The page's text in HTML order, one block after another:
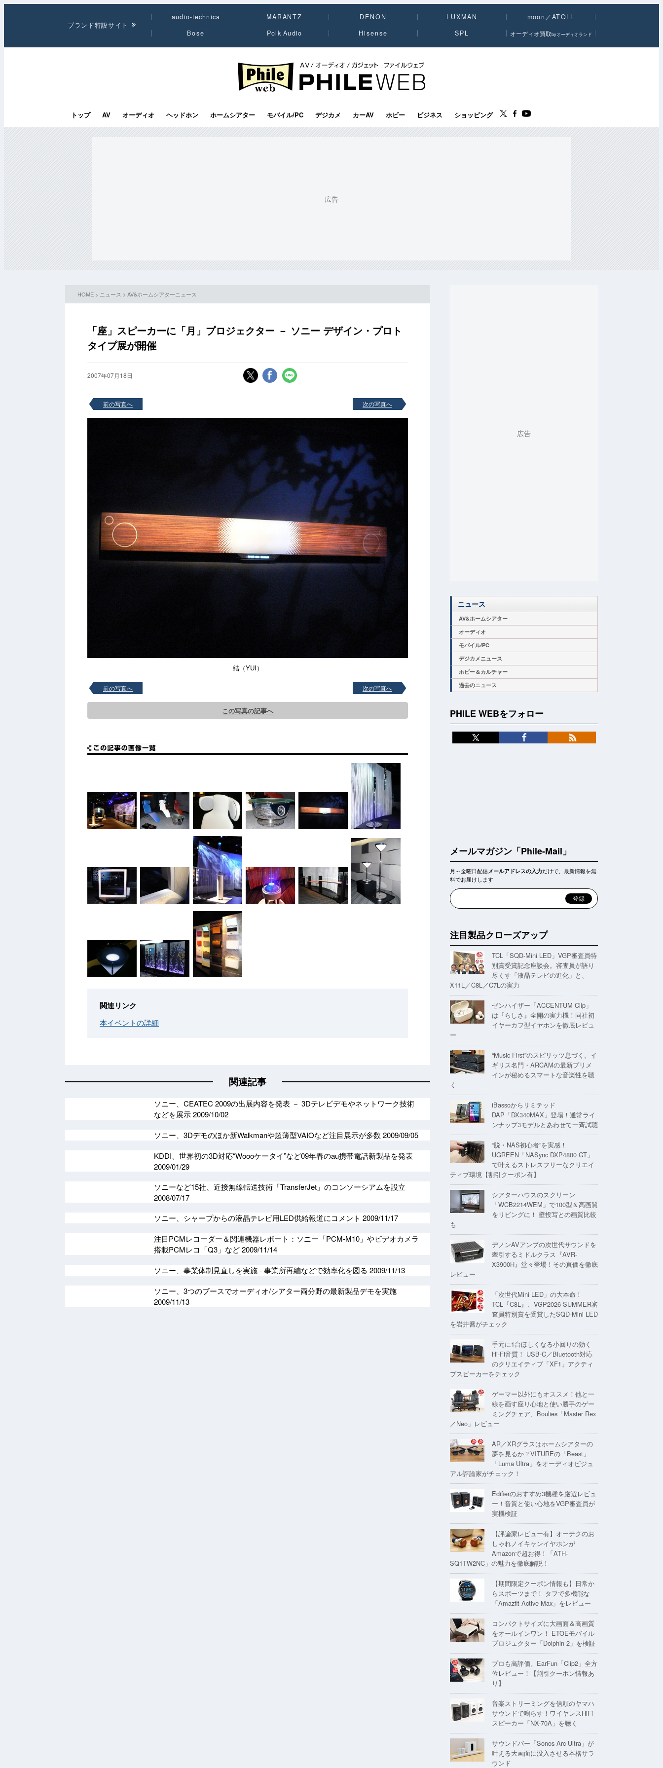
ブランド特設サイト
audio-technica MARANTZ DENON LUXMAN
moon／ATOLL
Bose
Polk Audio Hisense SPL オーディオ買取byオーディオランド
PHILE WEB｜AV/オーディオ/ガジェット
トップ AV オーディオ ヘッドホン ホームシアター モバイル/PC デジカメ カーAV ホビー ビジネス ショッピング
HOME > ニュース > AV&ホームシアターニュース
「座」スピーカーに「月」プロジェクター － ソニー デザイン・プロト
タイプ展が開催
2007年07月18日
前の写真へ 次の写真へ
結（YUI）
前の写真へ 次の写真へ
この写真の記事へ
関連リンク
本イベントの詳細
関連記事
ソニー、CEATEC 2009の出展内容を発表 － 3Dテレビデモやネットワーク技術
などを展示2009/10/02
ソニー、3Dデモのほか新Walkmanや超薄型VAIOなど注目展示が多数 2009/09/05
KDDI、世界初の3D対応“Woooケータイ”など09年春のau携帯電話新製品を発表
2009/01/29
ソニーなど15社、近接無線転送技術「TransferJet」のコンソーシアムを設立
2008/07/17
ソニー、シャープからの液晶テレビ用LED供給報道にコメント 2009/11/17
注目PCMレコーダー＆関連機器レポート：ソニー「PCM-M10」やビデオカメラ
搭載PCMレコ「Q3」など2009/11/14
ソニー、事業体制見直しを実施 - 事業所再編などで効率化を図る 2009/11/13
ソニー、3つのブースでオーディオ/シアター両分野の最新製品デモを実施
2009/11/13
ニュース
AV&ホームシアター
オーディオ
モバイル/PC
デジカメニュース
ホビー＆カルチャー
過去のニュース
PHILE WEBをフォロー
メールマガジン「Phile-Mail」
月～金曜日配信メールアドレスの入力だけで、最新情報を無
料でお届けします
注目製品クローズアップ
TCL「SQD-Mini LED」VGP審査員特
別賞受賞記念座談会。審査員が語り
尽くす「液晶テレビの進化」と、
X11L／C8L／C7Lの実力
ゼンハイザー「ACCENTUM Clip」
は『らしさ』全開の実力機！同社初
イヤーカフ型イヤホンを徹底レビュ
ー
“Music First”のスピリッツ息づく。イ
ギリス名門・ARCAMの最新プリメ
インが秘めるスマートな音楽性を聴
く
iBassoからリミテッド
DAP「DX340MAX」登場！通常ライ
ンナップ3モデルとあわせて一斉試聴
“脱・NAS初心者”を実感！
UGREEN「NASync DXP4800 GT」
で叶えるストレスフリーなクリエイ
ティブ環境【割引クーポン有】
シアターハウスのスクリーン
「WCB2214WEM」で100型＆高画質
をリビングに！ 壁投写との画質比較
も
デノンAVアンプの次世代サウンドを
牽引するミドルクラス『AVR-
X3900H』堂々登場！その真価を徹底
レビュー
「次世代Mini LED」の大本命！
TCL『C8L』、VGP2026 SUMMER審
査員特別賞を受賞したSQD-Mini LED
を岩井喬がチェック
手元に1台ほしくなる小回りの効く
Hi-Fi音質！ USB-C／Bluetooth対応
のクリエイティブ「XF1」アクティ
ブスピーカーをチェック
ゲーマー以外にもオススメ！他と一
線を画す座り心地と使い勝手のゲー
ミングチェア、Boulies「Master Rex
／Neo」レビュー
AR／XRグラスはホームシアターの
夢を見るか？VITUREの「Beast」
「Luma Ultra」をオーディオビジュ
アル評論家がチェック！
Edifierのおすすめ3機種を厳選レビュ
ー！音質と使い心地をVGP審査員が
実機検証
【評論家レビュー有】オーテクのお
しゃれノイキャンイヤホンが
Amazonで超お得！「ATH-
SQ1TW2NC」の魅力を徹底解説！
【期間限定クーポン情報も】日常か
らスポーツまで！ タフで多機能な
「Amazfit Active Max」をレビュー
コンパクトサイズに大画面＆高画質
をオールインワン！ ETOEモバイル
プロジェクター「Dolphin 2」を検証
プロも高評価。EarFun「Clip2」全方
位レビュー！【割引クーポン情報あ
り】
音楽ストリーミングを信頼のヤマハ
サウンドで鳴らす！ワイヤレスHiFi
スピーカー「NX-70A」を聴く
サウンドバー「Sonos Arc Ultra」が
叶える大画面に没入させる本格サラ
ウンド